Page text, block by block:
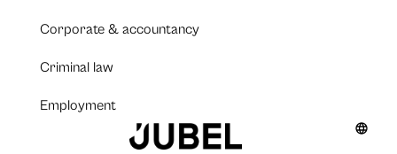
Corporate & accountancy
Criminal law
Employment